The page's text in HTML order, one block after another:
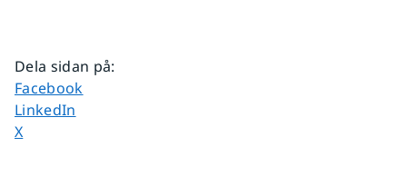
Dela sidan på:
Dela sidan på
Facebook
Dela sidan på
LinkedIn
Dela sidan på
X